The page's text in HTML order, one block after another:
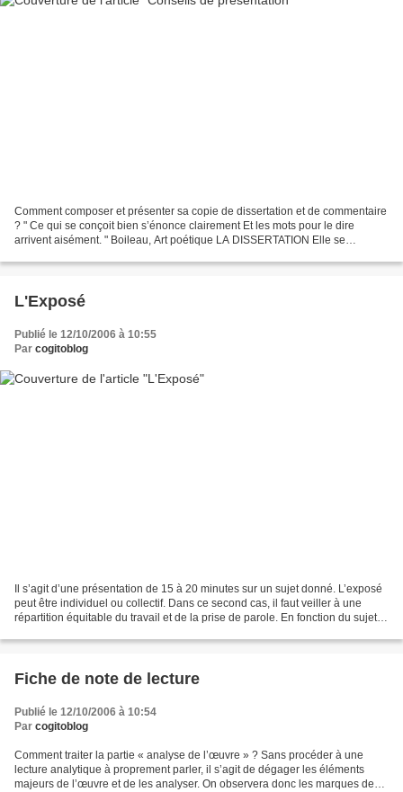
Comment composer et présenter sa copie de dissertation et de commentaire
? " Ce qui se conçoit bien s’énonce clairement Et les mots pour le dire
arrivent aisément. " Boileau, Art poétique LA DISSERTATION Elle se
L'Exposé
Publié le 12/10/2006 à 10:55
Par cogitoblog
Il s’agit d’une présentation de 15 à 20 minutes sur un sujet donné. L’exposé
peut être individuel ou collectif. Dans ce second cas, il faut veiller à une
répartition équitable du travail et de la prise de parole. En fonction du sujet le
Fiche de note de lecture
Publié le 12/10/2006 à 10:54
Par cogitoblog
Comment traiter la partie « analyse de l’œuvre » ? Sans procéder à une
lecture analytique à proprement parler, il s’agit de dégager les éléments
majeurs de l’œuvre et de les analyser. On observera donc les marques de